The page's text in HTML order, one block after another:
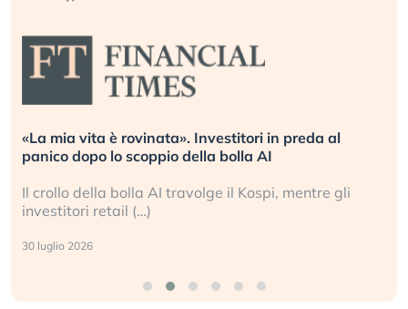
«La mia vita è rovinata». Investitori in preda al
panico dopo lo scoppio della bolla AI
Il crollo della bolla AI travolge il Kospi, mentre gli
investitori retail (…)
30 luglio 2026